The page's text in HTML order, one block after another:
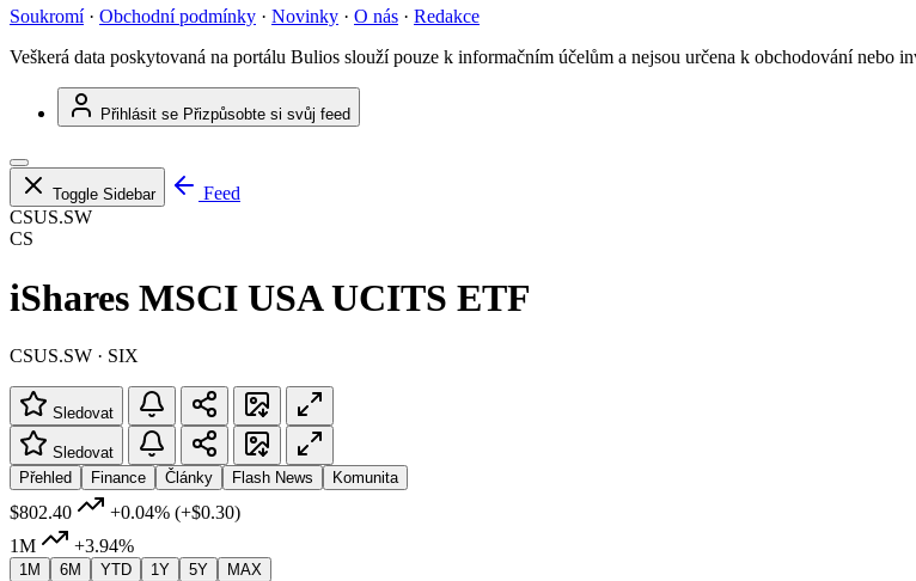
Soukromí · Obchodní podmínky · Novinky · O nás · Redakce
Veškerá data poskytovaná na portálu Bulios slouží pouze k informačním účelům a nejsou určena k obchodování nebo
Přihlásit se Přizpůsobte si svůj feed
Toggle Sidebar
Feed
CSUS.SW
CS
iShares MSCI USA UCITS ETF
CSUS.SW · SIX
Sledovat
Sledovat
Přehled
Finance Články Flash News Komunita
$802.40 +0.04% (+$0.30)
1M
+3.94%
1M 6M YTD 1Y 5Y MAX